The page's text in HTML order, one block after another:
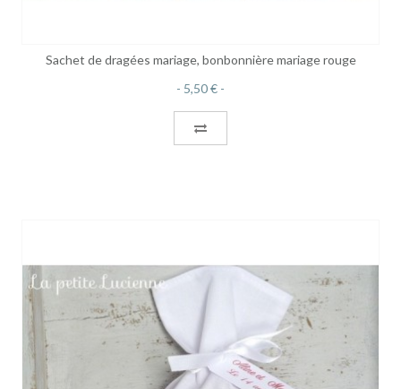
Sachet de dragées mariage, bonbonnière mariage rouge
5,50 €